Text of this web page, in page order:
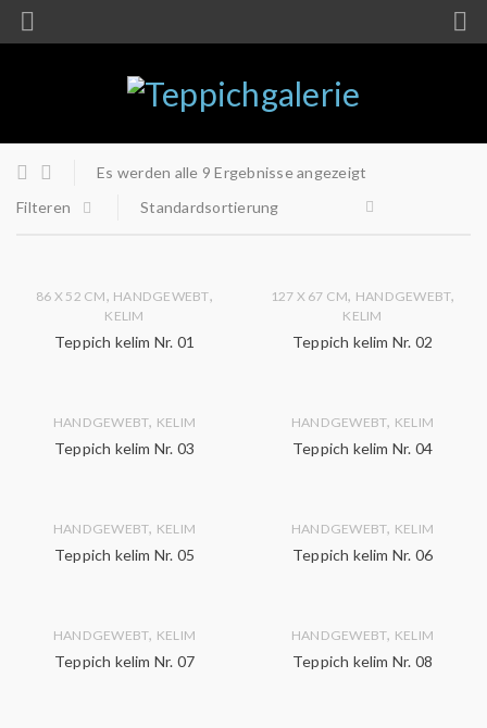
Es werden alle 9 Ergebnisse angezeigt
Filteren
Standardsortierung
86 X 52 CM, HANDGEWEBT,
KELIM
Teppich kelim Nr. 01
127 X 67 CM, HANDGEWEBT,
KELIM
Teppich kelim Nr. 02
HANDGEWEBT, KELIM
Teppich kelim Nr. 03
HANDGEWEBT, KELIM
Teppich kelim Nr. 04
HANDGEWEBT, KELIM
Teppich kelim Nr. 05
HANDGEWEBT, KELIM
Teppich kelim Nr. 06
HANDGEWEBT, KELIM
Teppich kelim Nr. 07
HANDGEWEBT, KELIM
Teppich kelim Nr. 08